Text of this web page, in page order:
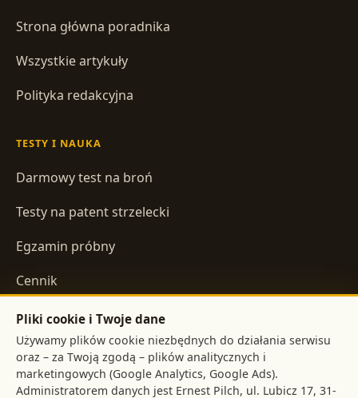
Strona główna poradnika
Wszystkie artykuły
Polityka redakcyjna
TESTY I NAUKA
Darmowy test na broń
Testy na patent strzelecki
Egzamin próbny
Cennik
INFORMACJE
Regulamin
Pliki cookie i Twoje dane
Używamy plików cookie niezbędnych do działania serwisu
oraz – za Twoją zgodą – plików analitycznych i
marketingowych (Google Analytics, Google Ads).
Administratorem danych jest
,